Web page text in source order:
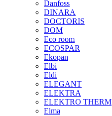
Danfoss
DINARA
DOCTORIS
DOM
Eco room
ECOSPAR
Ekopan
Elbi
Eldi
ELEGANT
ELEKTRA
ELEKTRO THERM
Elma